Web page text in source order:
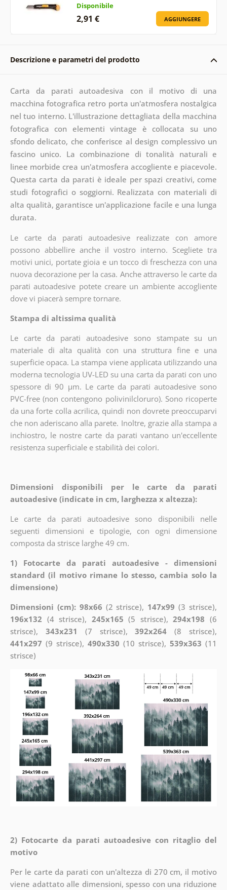
Disponibile
2,91 € AGGIUNGERE
Descrizione e parametri del prodotto
Carta da parati autoadesiva con il motivo di una
macchina fotografica retro porta un'atmosfera nostalgica
nel tuo interno. L'illustrazione dettagliata della macchina
fotografica con elementi vintage è collocata su uno
sfondo delicato, che conferisce al design complessivo un
fascino unico. La combinazione di tonalità naturali e
linee morbide crea un'atmosfera accogliente e piacevole.
Questa carta da parati è ideale per spazi creativi, come
studi fotografici o soggiorni. Realizzata con materiali di
alta qualità, garantisce un'applicazione facile e una lunga
durata.
Le carte da parati autoadesive realizzate con amore
possono abbellire anche il vostro interno. Scegliete tra
motivi unici, portate gioia e un tocco di freschezza con una
nuova decorazione per la casa. Anche attraverso le carte da
parati autoadesive potete creare un ambiente accogliente
dove vi piacerà sempre tornare.
Stampa di altissima qualità
Le carte da parati autoadesive sono stampate su un
materiale di alta qualità con una struttura fine e una
superficie opaca. La stampa viene applicata utilizzando una
moderna tecnologia UV-LED su una carta da parati con uno
spessore di 90 µm. Le carte da parati autoadesive sono
PVC-free (non contengono polivinilcloruro). Sono ricoperte
da una forte colla acrilica, quindi non dovrete preoccuparvi
che non aderiscano alla parete. Inoltre, grazie alla stampa a
inchiostro, le nostre carte da parati vantano un'eccellente
resistenza superficiale e stabilità dei colori.
Dimensioni disponibili per le carte da parati
autoadesive (indicate in cm, larghezza x altezza):
Le carte da parati autoadesive sono disponibili nelle
seguenti dimensioni e tipologie, con ogni dimensione
composta da strisce larghe 49 cm.
1) Fotocarte da parati autoadesive - dimensioni
standard (il motivo rimane lo stesso, cambia solo la
dimensione)
Dimensioni (cm): 98x66 (2 strisce), 147x99 (3 strisce),
196x132 (4 strisce), 245x165 (5 strisce),294x198 (6
strisce), 343x231 (7 strisce),392x264 (8 strisce),
441x297 (9 strisce), 490x330 (10 strisce),539x363 (11
strisce)
2) Fotocarte da parati autoadesive con ritaglio del
motivo
Per le carte da parati con un'altezza di 270 cm, il motivo
viene adattato alle dimensioni, spesso con una riduzione